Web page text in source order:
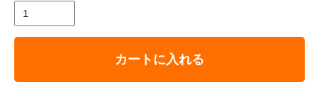
カートに入れる